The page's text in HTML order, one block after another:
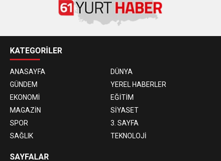
KATEGORİLER
ANASAYFA
DÜNYA
GÜNDEM
YEREL HABERLER
EKONOMİ
EĞİTİM
MAGAZİN
SİYASET
SPOR
3. SAYFA
SAĞLIK
TEKNOLOJİ
SAYFALAR